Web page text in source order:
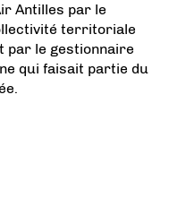
Antilles par le
territoriale
par le gestionnaire
qui faisait partie du